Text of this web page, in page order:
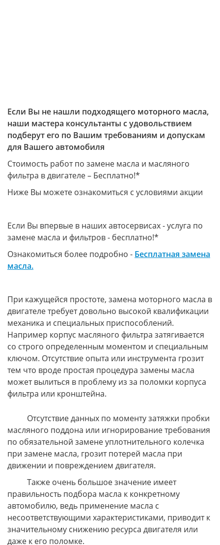
Если Вы не нашли подходящего моторного масла,
наши мастера консультанты с удовольствием
подберут его по Вашим требованиям и допускам
для Вашего автомобиля
Стоимость работ по замене масла и масляного
фильтра в двигателе – Бесплатно!*
Ниже Вы можете ознакомиться с условиями акции
Если Вы впервые в наших автосервисах - услуга по
замене масла и фильтров - бесплатно!*
Ознакомиться более подробно - Бесплатная замена
масла.
При кажущейся простоте, замена моторного масла в
двигателе требует довольно высокой квалификации
механика и специальных приспособлений.
Например корпус масляного фильтра затягивается
со строго определенным моментом и специальным
ключом. Отсутствие опыта или инструмента грозит
тем что вроде простая процедура замены масла
может вылиться в проблему из за поломки корпуса
фильтра или кронштейна.
Отсутствие данных по моменту затяжки пробки
масляного поддона или игнорирование требования
по обязательной замене уплотнительного колечка
при замене масла, грозит потерей масла при
движении и повреждением двигателя.
Также очень большое значение имеет
правильность подбора масла к конкретному
автомобилю, ведь применение масла с
несоответствующими характеристиками, приводит к
значительному снижению ресурса двигателя или
даже к его поломке.